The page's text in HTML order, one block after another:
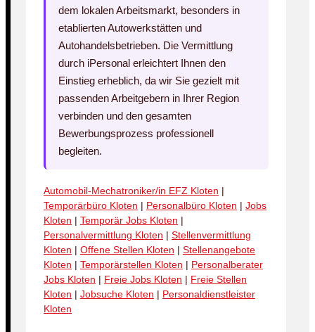
dem lokalen Arbeitsmarkt, besonders in
etablierten Autowerkstätten und
Autohandelsbetrieben. Die Vermittlung
durch iPersonal erleichtert Ihnen den
Einstieg erheblich, da wir Sie gezielt mit
passenden Arbeitgebern in Ihrer Region
verbinden und den gesamten
Bewerbungsprozess professionell
begleiten.
Automobil-Mechatroniker/in EFZ Kloten |
Temporärbüro Kloten | Personalbüro Kloten | Jobs
Kloten | Temporär Jobs Kloten |
Personalvermittlung Kloten | Stellenvermittlung
Kloten | Offene Stellen Kloten | Stellenangebote
Kloten | Temporärstellen Kloten | Personalberater
Jobs Kloten | Freie Jobs Kloten | Freie Stellen
Kloten | Jobsuche Kloten | Personaldienstleister
Kloten